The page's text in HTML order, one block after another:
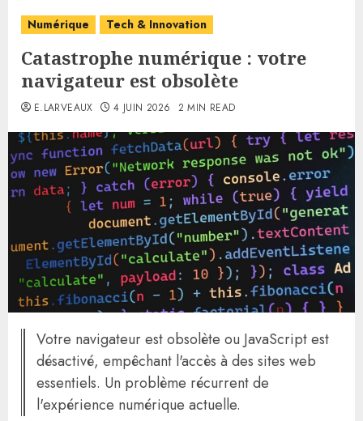
Numérique Tech & Innovation
Catastrophe numérique : votre
navigateur est obsolète
E.LARVEAUX 4 JUIN 2026 2 MIN READ
Votre navigateur est obsolète ou JavaScript est
désactivé, empêchant l'accès à des sites web
essentiels. Un problème récurrent de
l'expérience numérique actuelle.